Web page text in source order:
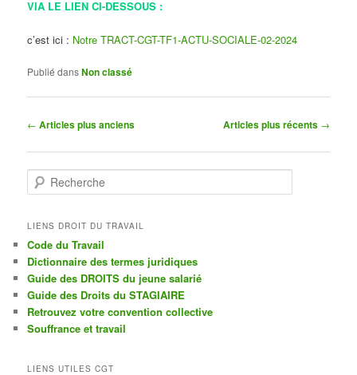
VIA LE LIEN CI-DESSOUS :
c’est ici : Notre TRACT-CGT-TF1-ACTU-SOCIALE-02-2024
Publié dansNon classé
Navigation
articles
← Articles plus anciens Articles plus récents →
e
h
r
c
h
e
LIENS DROIT DU TRAVAIL
Code du Travail
Dictionnaire des termes juridiques
Guide des DROITS du jeune salarié
Guide des Droits du STAGIAIRE
Retrouvez votre convention collective
Souffrance et travail
LIENS UTILES CGT